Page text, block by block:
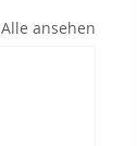
Alle ansehen